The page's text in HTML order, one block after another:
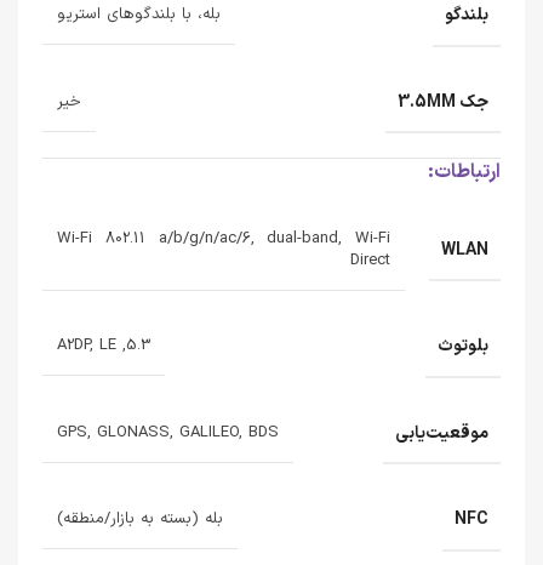
بلندگو بله، با بلندگوهای استریو
جک 3.5MM خیر
ارتباطات:
WLAN
Wi-Fi 802.11 a/b/g/n/ac/6, dual-band, Wi-Fi
Direct
بلوتوث 5.3, A2DP, LE
موقعیت‌یابی GPS, GLONASS, GALILEO, BDS
NFC بله (بسته به بازار/منطقه)